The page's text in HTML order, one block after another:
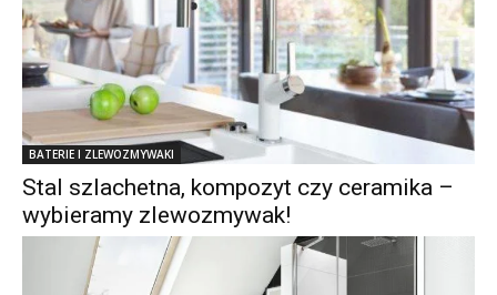
BATERIE I ZLEWOZMYWAKI
Stal szlachetna, kompozyt czy ceramika –
wybieramy zlewozmywak!